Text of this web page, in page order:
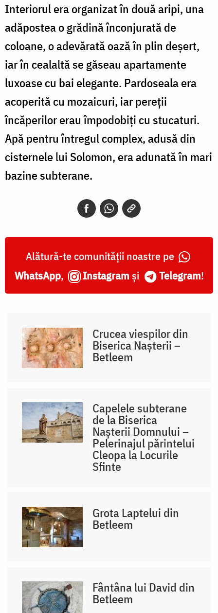
Interiorul era organizat în două aripi, una
adăpostea o grădină înconjurată de
coloane, o adevărată oază în plin deşert,
iar în cealaltă se găseau apartamente
luxoase cu bai elegante. Pardoseala era
acoperită cu mozaicuri, iar pereţii
încăperilor erau împodobiţi cu stucaturi.
Apă pentru întregul complex, adusă din
cisternele lui Solomon, era adunată în mari
bazine subterane.
Alătură-te comunității noastre pe
WhatsApp, Instagram și Telegram!
Crucea viespilor din
Biserica Nașterii –
Betleem
Capelele subterane
de la Biserica
Nașterii Domnului –
Pelerinajul părintelui
Cleopa la Locurile
Sfinte
Grota Laptelui din
Betleem
Fântâna lui David din
Betleem